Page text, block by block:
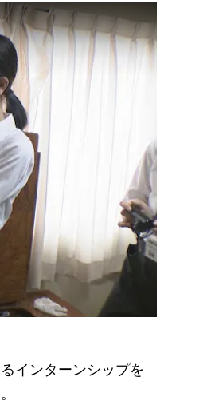
インターンシップを